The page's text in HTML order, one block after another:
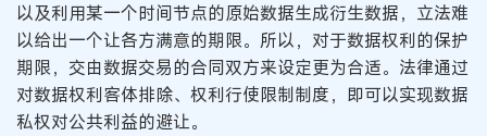
以及利用某一个时间节点的原始数据生成衍生数据，立法难
以给出一个让各方满意的期限。所以，对于数据权利的保护
期限，交由数据交易的合同双方来设定更为合适。法律通过
对数据权利客体排除、权利行使限制制度，即可以实现数据
私权对公共利益的避让。